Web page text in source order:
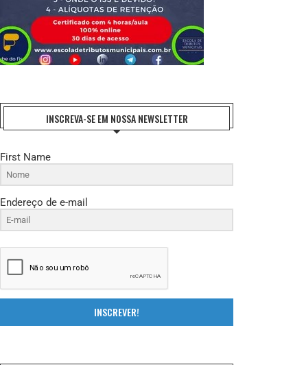
INSCREVA-SE EM NOSSA NEWSLETTER
First Name
Endereço de e-mail
INSCREVER!